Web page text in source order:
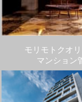
モリモトクオ
マンション